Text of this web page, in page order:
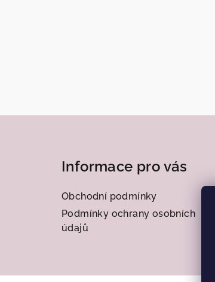
Informace pro vás
Obchodní podmínky
Podmínky ochrany osobních
údajů